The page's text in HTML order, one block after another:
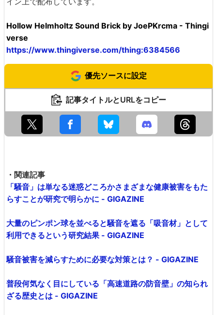
Hollow Helmholtz Sound Brick by JoePKrcma - Thingi
verse
https://www.thingiverse.com/thing:6384566
優先ソースに設定
記事タイトルとURLをコピー
・関連記事
「騒音」は単なる迷惑どころかさまざまな健康被害をもた
らすことが研究で明らかに - GIGAZINE
大量のピンポン球を並べると騒音を遮る「吸音材」として
利用できるという研究結果 - GIGAZINE
騒音被害を減らすために必要な対策とは？ - GIGAZINE
普段何気なく目にしている「高速道路の防音壁」の知られ
ざる歴史とは - GIGAZINE